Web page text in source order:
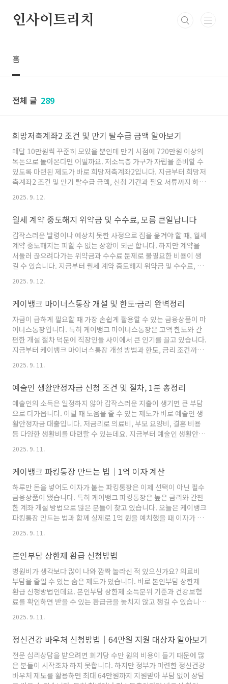
인사이트리치
홈
전체 글 289
희망저축계좌2 조건 및 만기 탈수급 금액 알아보기
매달 10만원씩 꾸준히 모았을 뿐인데 만기 시점에 720만원 이상의
목돈으로 돌아온다면 어떨까요. 저소득층 가구가 자립을 준비할 수
있도록 마련된 제도가 바로 희망저축계좌2입니다. 지금부터 희망저
축계좌2 조건 및 만기 탈수급 금액, 신청 기간과 필요 서류까지 하나
계좌란?희망저축계좌는 근로 또는 사업소득이 있는 저소득층이 일
다. 단순히 저축하는 것만으로는 모으기 힘든 금액을 정부가 함께 적
립해 주기 때문에 목돈 마련에 큰 도움이 됩니다. 가구 상황과 급여
유형에 따라 희망저축계좌1과 희망저축계좌2로 나뉘며, 각각의 대
상과 지원액에는 차이가 있습니다. 📌 희망저축계좌1은 생계급여
나..
2025. 9. 12.
월세 계약 중도해지 위약금 및 수수료, 모름 큰일납니다
갑작스러운 발령이나 예상치 못한 사정으로 집을 옮겨야 할 때, 월세
계약 중도해지는 피할 수 없는 상황이 되곤 합니다. 하지만 계약을
서둘러 끊으려다가는 위약금과 수수료 문제로 불필요한 비용이 생
길 수 있습니다. 지금부터 월세 계약 중도해지 위약금 및 수수료, 그
방법 자세히 알아보기​월세 계약 중도해지 통보중도해지를 고민할
약서에는 해지 가능 조건, 통보 시점, 위약금 산정 방식 등이 적혀 있
는데 이를 확인하지 않으면 협의 과정에서 불리하게 작용할 수 있습
니다. 임차인이 계약을 끝내려면 반드시 임대인에게 서면으로 의사
를 알려야 하며, 일반적으로 구두 통보는 분쟁 시 효력이 약하..
2025. 9. 12.
케이뱅크 마이너스통장 개설 및 한도·금리 완벽정리
자금이 급하게 필요할 때 가장 손쉽게 활용할 수 있는 금융상품이 마
이너스통장입니다. 특히 케이뱅크 마이너스통장은 고액 한도와 간
편한 개설 절차 덕분에 직장인들 사이에서 큰 인기를 끌고 있습니다.
지금부터 케이뱅크 마이너스통장 개설 방법과 한도, 금리 조건까지
신청하기​케이뱅크 마이너스통장이란?케이뱅크 마이너스통장은 일
게 꺼내 쓸 수 있는 한도대출 상품입니다. 계좌만 개설되면 입출금통
장처럼 사용할 수 있으며, 사용한 금액에 대해서만 이자가 발생하기
때문에 자금 운용에 효율적입니다. 은행 점포를 방문하지 않아도 앱
을 통해 비대면으로 신청할 수 있다는 점도 장점입니다. 케이뱅크 마
이..
2025. 9. 11.
예술인 생활안정자금 신청 조건 및 절차, 1분 총정리
예술인의 소득은 일정하지 않아 갑작스러운 지출이 생기면 큰 부담
으로 다가옵니다. 이럴 때 도움을 줄 수 있는 제도가 바로 예술인 생
활안정자금 대출입니다. 저금리로 의료비, 부모 요양비, 결혼 비용
등 다양한 생활비를 마련할 수 있는데요. 지금부터 예술인 생활안정
겠습니다.▶예술인 생활안정자금 700만원 즉시 신청하기​예술인 생
예술인의 생활 안정과 긴급 상황을 지원하기 위해 운영되는 금융 지
원 상품입니다. 은행권 일반 신용대출보다 금리가 낮고, 중도상환수
수료가 없어 목돈이 생겼을 때 자유롭게 상환할 수 있습니다. 의료
비, 장례비, 부모 부양비, 결혼자금, 긴급생활자금까지 사용처가 폭..
2025. 9. 11.
케이뱅크 파킹통장 만드는 법│1억 이자 계산
하루만 돈을 넣어도 이자가 붙는 파킹통장은 이제 선택이 아닌 필수
금융상품이 됐습니다. 특히 케이뱅크 파킹통장은 높은 금리와 간편
한 계좌 개설 방법으로 많은 분들이 찾고 있습니다. 오늘은 케이뱅크
파킹통장 만드는 법과 함께 실제로 1억 원을 예치했을 때 이자가 어
장 즉시 신청하기​케이뱅크 파킹통장이란?케이뱅크 파킹통장은 입
공하는 상품입니다. 최소 가입금액이 없고 복잡한 조건이 없어 단기
자금을 보관하거나 비상금을 관리하기에 적합합니다. 투자 대기자
금처럼 언제든 인출할 수 있는 여유자금 관리용으로 활용도가 높습
니다. 케이뱅크 파킹통장 금리와 이자케이뱅크 파킹통장의 가장 큰
장점은 ..
2025. 9. 11.
본인부담 상한제 환급 신청방법
병원비가 생각보다 많이 나와 깜짝 놀라신 적 있으신가요? 의료비
부담을 줄일 수 있는 숨은 제도가 있습니다. 바로 본인부담 상한제
환급 신청방법인데요. 본인부담 상한제 소득분위 기준과 건강보험
료를 확인하면 받을 수 있는 환급금을 놓치지 않고 챙길 수 있습니
보험료 확인까지 상세히 알려드리겠습니다.▶본인부담 상한제 즉시
서 지불한 병원비 중 건강보험이 적용된 본인부담금을 일정 금액까
지만 내도록 하고, 초과한 부분은 돌려주는 제도입니다. 쉽게 말해
연간 병원비 지출 한도를 소득별로 정해두고, 한도를 넘은 금액은 국
민건강보험공단이 환급해주는 구조입니다. 덕분에 고액의 진료비로
2025. 9. 11.
정신건강 바우처 신청방법│64만원 지원 대상자 알아보기
전문 심리상담을 받으려면 회기당 수만 원의 비용이 들기 때문에 많
은 분들이 시작조차 하지 못합니다. 하지만 정부가 마련한 정신건강
바우처 제도를 활용하면 최대 64만원까지 지원받아 부담 없이 상담